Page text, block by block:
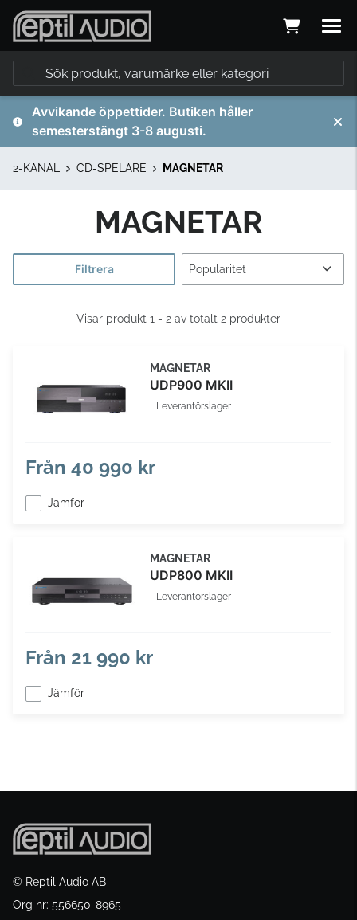
Avvikande öppettider. Butiken håller
semesterstängt 3-8 augusti.
2-KANAL CD-SPELARE MAGNETAR
MAGNETAR
Filtrera
Visar produkt 1 - 2 av totalt 2 produkter
MAGNETAR
UDP900 MKII
Leverantörslager
Från 40 990 kr
Jämför
MAGNETAR
UDP800 MKII
Leverantörslager
Från 21 990 kr
Jämför
© Reptil Audio AB
Org nr: 556650-8965